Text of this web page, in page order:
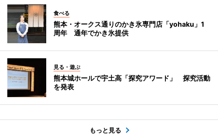
食べる
熊本・オークス通りのかき氷専門店「yohaku」1
周年 通年でかき氷提供
見る・遊ぶ
熊本城ホールで宇土高「探究アワード」 探究活動
を発表
もっと見る